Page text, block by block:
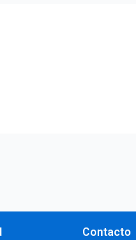
Contacto